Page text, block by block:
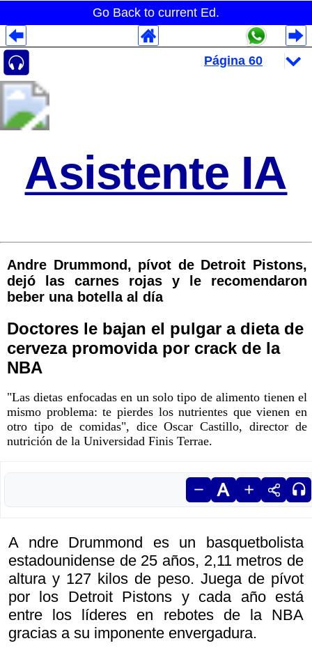
Go Back to current Ed.
Asistente IA
Andre Drummond, pívot de Detroit Pistons,
dejó las carnes rojas y le recomendaron
beber una botella al día
Doctores le bajan el pulgar a dieta de
cerveza promovida por crack de la
NBA
"Las dietas enfocadas en un solo tipo de alimento tienen el
mismo problema: te pierdes los nutrientes que vienen en
otro tipo de comidas", dice Oscar Castillo, director de
nutrición de la Universidad Finis Terrae.
A ndre Drummond es un basquetbolista
estadounidense de 25 años, 2,11 metros de
altura y 127 kilos de peso. Juega de pívot
por los Detroit Pistons y cada año está
entre los líderes en rebotes de la NBA
gracias a su imponente envergadura.
Despliegues Analytics
Despliegues Totales
Despliegues por Rubros